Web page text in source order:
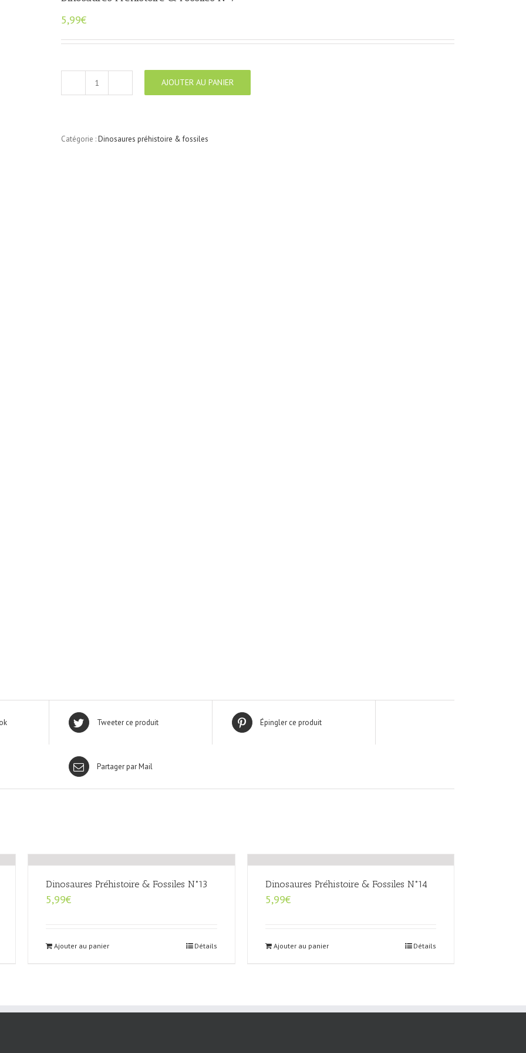
5,99€
quantité
Fossiles
AJOUTER AU PANIER
Catégorie :Dinosaures préhistoire & fossiles
Tweeter ce produit Épingler ce produit
Partager par Mail
Dinosaures Préhistoire & Fossiles N°13
5,99€
Ajouter au panier Détails
Dinosaures Préhistoire & Fossiles N°14
5,99€
Ajouter au panier Détails